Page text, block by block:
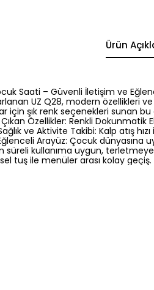
Ürün
Saati – Güvenli İletişim ve
UZ Q28, modern özellikleri ve
şık renk seçenekleri sunan bu
Özellikler: Renkli Dokunmatik
ve Aktivite Takibi: Kalp atış
Arayüz: Çocuk dünyasına
süreli kullanıma uygun,
tuş ile menüler arası kolay geçiş.